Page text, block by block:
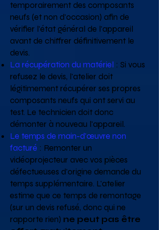
temporairement des composants
neufs (et non d'occasion) afin de
vérifier l'état général de l'appareil
avant de chiffrer définitivement le
devis.
La récupération du matériel : Si vous
refusez le devis, l'atelier doit
légitimement récupérer ses propres
composants neufs qui ont servi au
test. Le technicien doit donc
démonter à nouveau l'appareil.
Le temps de main-d'œuvre non
facturé : Remonter un
vidéoprojecteur avec vos pièces
défectueuses d'origine demande du
temps supplémentaire. L'atelier
estime que ce temps de remontage
(sur un devis refusé, donc qui ne
rapporte rien) ne peut pas être